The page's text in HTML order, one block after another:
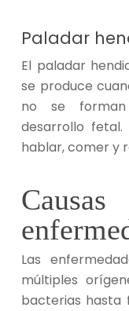
Paladar
El paladar
se produce
no se
desarrollo
hablar, comer y
Las
múltiples
bacterias hasta